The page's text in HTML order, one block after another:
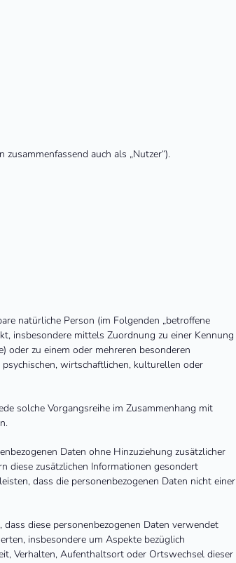
auch als „Nutzer“).
natürliche Person (im Folgenden „betroffene
insbesondere mittels Zuordnung zu einer Kennung
oder zu einem oder mehreren besonderen
wirtschaftlichen, kulturellen oder
solche Vorgangsreihe im Zusammenhang mit
Daten ohne Hinzuziehung zusätzlicher
diese zusätzlichen Informationen gesondert
dass die personenbezogenen Daten nicht einer
diese personenbezogenen Daten verwendet
insbesondere um Aspekte bezüglich
Verhalten, Aufenthaltsort oder Ortswechsel dieser